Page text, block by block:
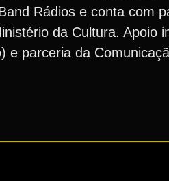
Rádios e conta com
da Cultura. Apoio
e parceria da